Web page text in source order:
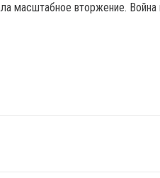
масштабное вторжение.